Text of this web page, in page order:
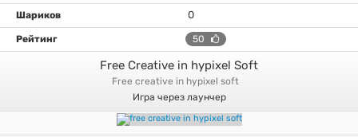
0
50
Free Creative in hypixel Soft
free creative in hypixel soft
Игра через лаунчер